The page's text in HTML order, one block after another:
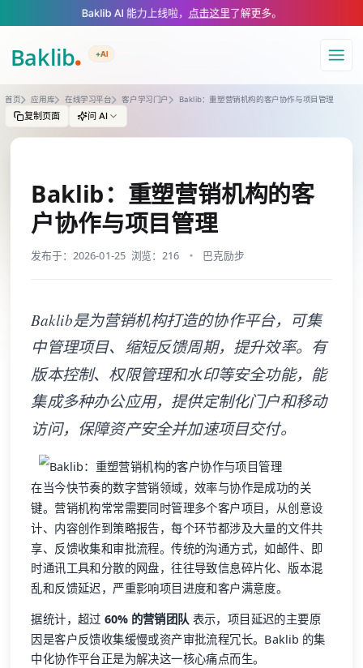
A Markdown version of this page is available at https://
Baklib AI 能力上线啦， 点击这里了解更多。
+AI
导航
首页 应用库 在线学习平台 客户学习门户 Baklib：重塑营销机构的客户协作与项目管理
复制页面 问 AI
Baklib：重塑营销机构的客
户协作与项目管理
发布于：2026-01-25 浏览：216 巴克励步
Baklib是为营销机构打造的协作平台，可集
中管理项目、缩短反馈周期，提升效率。有
版本控制、权限管理和水印等安全功能，能
集成多种办公应用，提供定制化门户和移动
访问，保障资产安全并加速项目交付。
在当今快节奏的数字营销领域，效率与协作是成功的关
键。营销机构常常需要同时管理多个客户项目，从创意设
计、内容创作到策略报告，每个环节都涉及大量的文件共
享、反馈收集和审批流程。传统的沟通方式，如邮件、即
时通讯工具和分散的网盘，往往导致信息碎片化、版本混
乱和反馈延迟，严重影响项目进度和客户满意度。
据统计，超过 60% 的营销团队 表示，项目延迟的主要原
因是客户反馈收集缓慢或资产审批流程冗长。Baklib 的集
中化协作平台正是为解决这一核心痛点而生。